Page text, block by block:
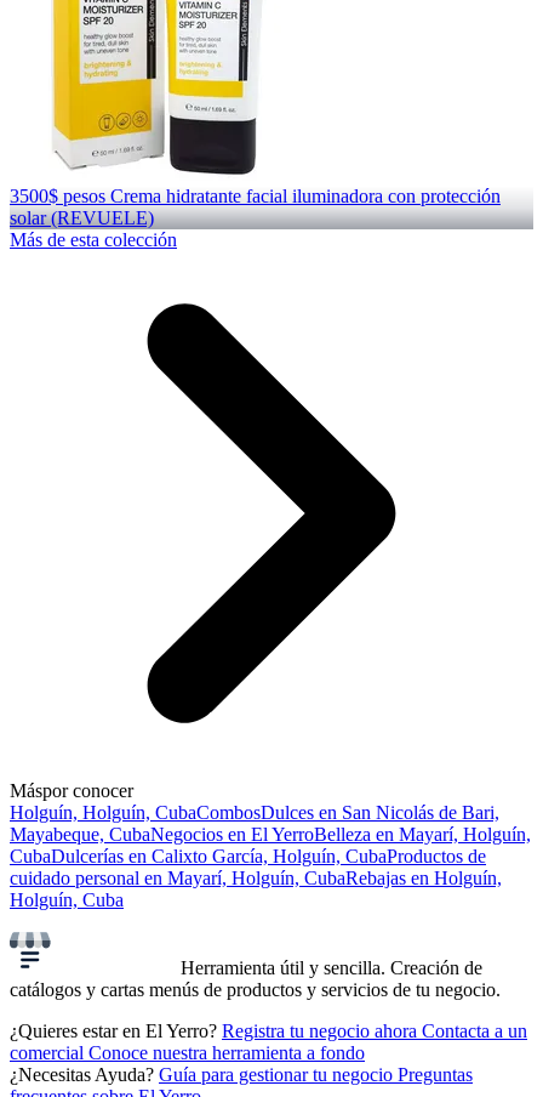
3500$ pesos Crema hidratante facial iluminadora con protección
solar (REVUELE)
Más de esta colección
Máspor conocer
Holguín, Holguín, CubaCombosDulces en San Nicolás de Bari,
Mayabeque, CubaNegocios en El YerroBelleza en Mayarí, Holguín,
CubaDulcerías en Calixto García, Holguín, CubaProductos de
cuidado personal en Mayarí, Holguín, CubaRebajas en Holguín,
Holguín, Cuba
Herramienta útil y sencilla. Creación de
catálogos y cartas menús de productos y servicios de tu negocio.
¿Quieres estar en El Yerro? Registra tu negocio ahora Contacta a un
comercial Conoce nuestra herramienta a fondo
¿Necesitas Ayuda? Guía para gestionar tu negocio Preguntas